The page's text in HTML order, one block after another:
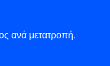
ανά μετατροπή.